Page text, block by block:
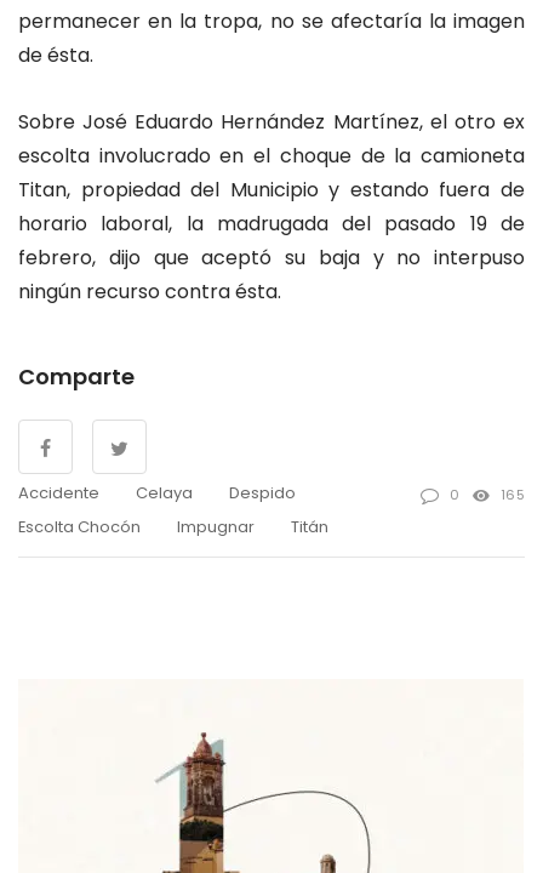
permanecer en la tropa, no se afectaría la imagen
de ésta.
Sobre José Eduardo Hernández Martínez, el otro ex
escolta involucrado en el choque de la camioneta
Titan, propiedad del Municipio y estando fuera de
horario laboral, la madrugada del pasado 19 de
febrero, dijo que aceptó su baja y no interpuso
ningún recurso contra ésta.
Comparte
Accidente Celaya
Despido
Escolta Chocón
Impugnar Titán
0 165